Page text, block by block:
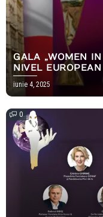
GALA „WOMEN
NIVEL EUROPEAN
iunie 4, 2025
0